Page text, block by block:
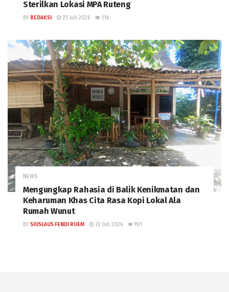
Sterilkan Lokasi MPA Ruteng
BY REDAKSI 25 Juli 2026 1.1k
NEWS
Mengungkap Rahasia di Balik Kenikmatan dan
Keharuman Khas Cita Rasa Kopi Lokal Ala
Rumah Wunut
BY SIUSLAUS FENDI RUEM 22 Juli 2026 901